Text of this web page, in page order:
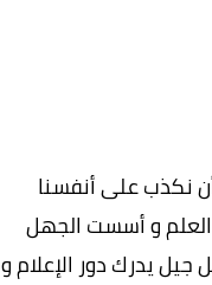
نكذب على أنفسنا
العلم و أسست الجهل
يدرك دور الإعلام و